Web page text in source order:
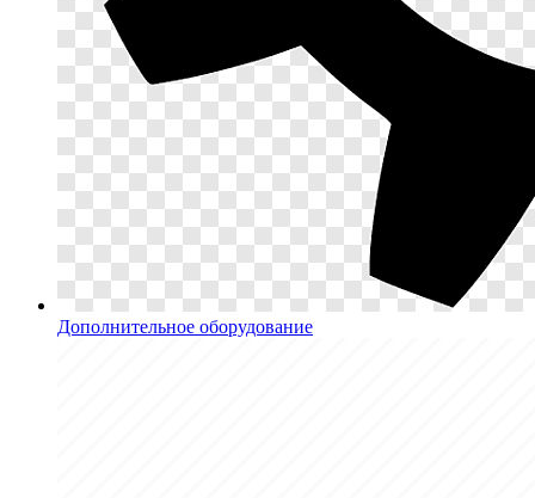
Дополнительное оборудование